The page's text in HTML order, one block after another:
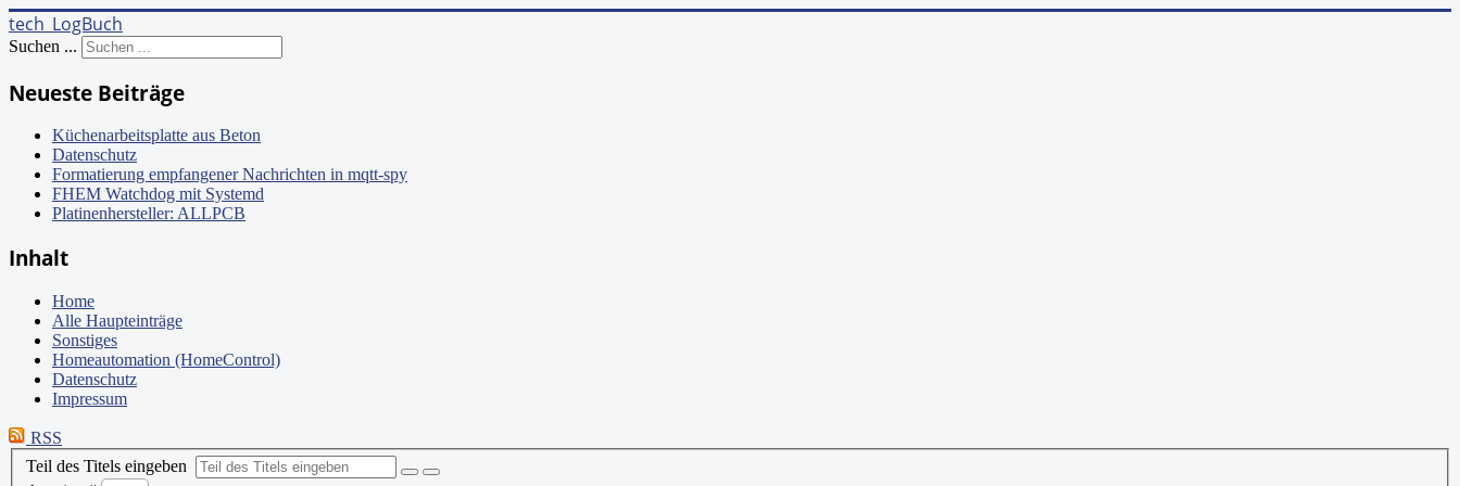
tech_LogBuch
Suchen ...
Neueste Beiträge
Küchenarbeitsplatte aus Beton
Datenschutz
Formatierung empfangener Nachrichten in mqtt-spy
FHEM Watchdog mit Systemd
Platinenhersteller: ALLPCB
Inhalt
Home
Alle Haupteinträge
Sonstiges
Homeautomation (HomeControl)
Datenschutz
Impressum
RSS
Teil des Titels eingeben